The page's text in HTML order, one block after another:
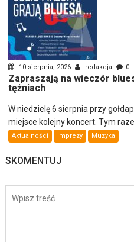
10 sierpnia, 2026 redakcja 0
Zapraszają na wieczór
tężniach
W niedzielę 6 sierpnia przy
miejsce kolejny koncert. Tym
Aktualności Imprezy Muzyka
SKOMENTUJ